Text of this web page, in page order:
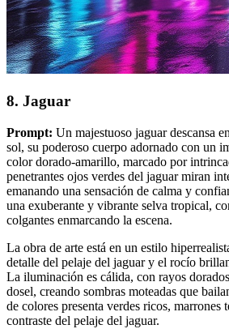
8. Jaguar
Prompt: Un majestuoso jaguar descansa
sol, su poderoso cuerpo adornado con un
color dorado-amarillo, marcado por
penetrantes ojos verdes del jaguar miran
emanando una sensación de calma y
una exuberante y vibrante selva tropical,
colgantes enmarcando la escena.
La obra de arte está en un estilo
detalle del pelaje del jaguar y el rocío
La iluminación es cálida, con rayos
dosel, creando sombras moteadas que
de colores presenta verdes ricos, marrones
contraste del pelaje del jaguar.